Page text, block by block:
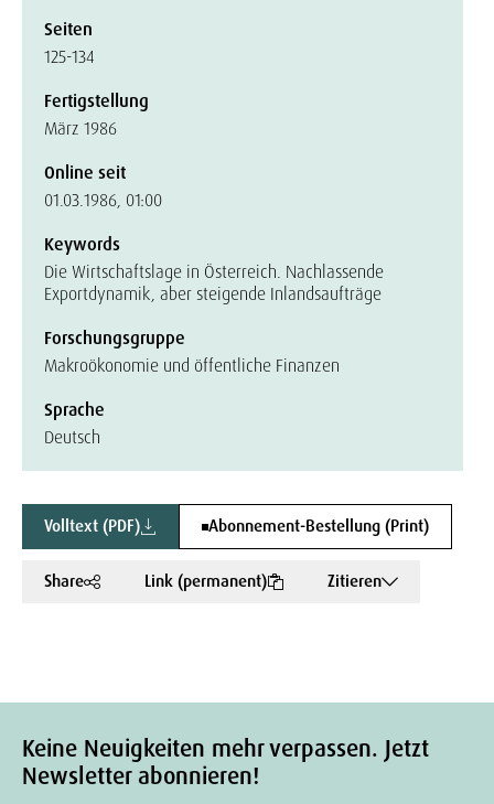
Seiten
125-134
Fertigstellung
März 1986
Online seit
01.03.1986, 01:00
Keywords
Die Wirtschaftslage in Österreich. Nachlassende
Exportdynamik, aber steigende Inlandsaufträge
Forschungsgruppe
Makroökonomie und öffentliche Finanzen
Sprache
Deutsch
Volltext (PDF) Abonnement-Bestellung (Print)
Share Link (permanent) Zitieren
Keine Neuigkeiten mehr verpassen. Jetzt
Newsletter abonnieren!